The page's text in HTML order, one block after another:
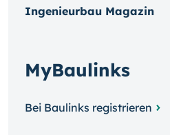
Ingenieurbau Magazin
MyBaulinks
Bei Baulinks registrieren